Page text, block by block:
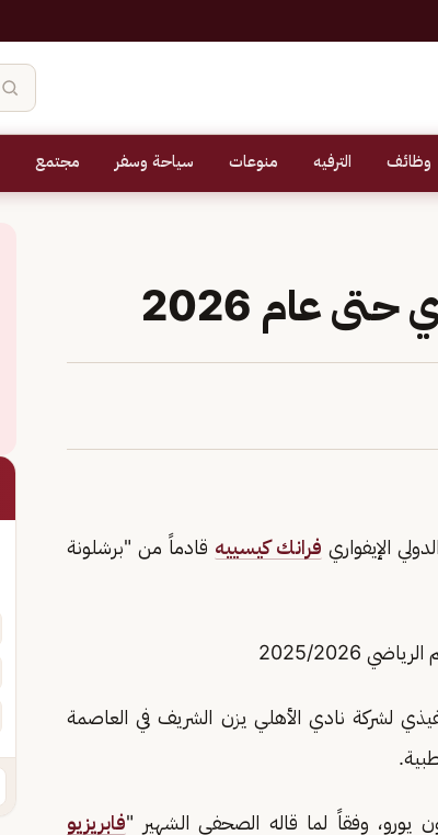
وظائف الترفيه منوعات سياحة وسفر مجتمع
عام 2026
الإيفواري فرانك كيسييه قادماً من "برشلونة
2026
لشركة نادي الأهلي يزن الشريف في العاصمة
فابريزيو